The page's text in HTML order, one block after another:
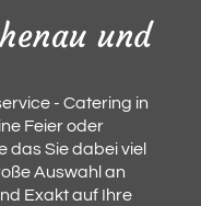
und
- Catering in
Feier oder
das Sie dabei viel
Auswahl an
Exakt auf Ihre